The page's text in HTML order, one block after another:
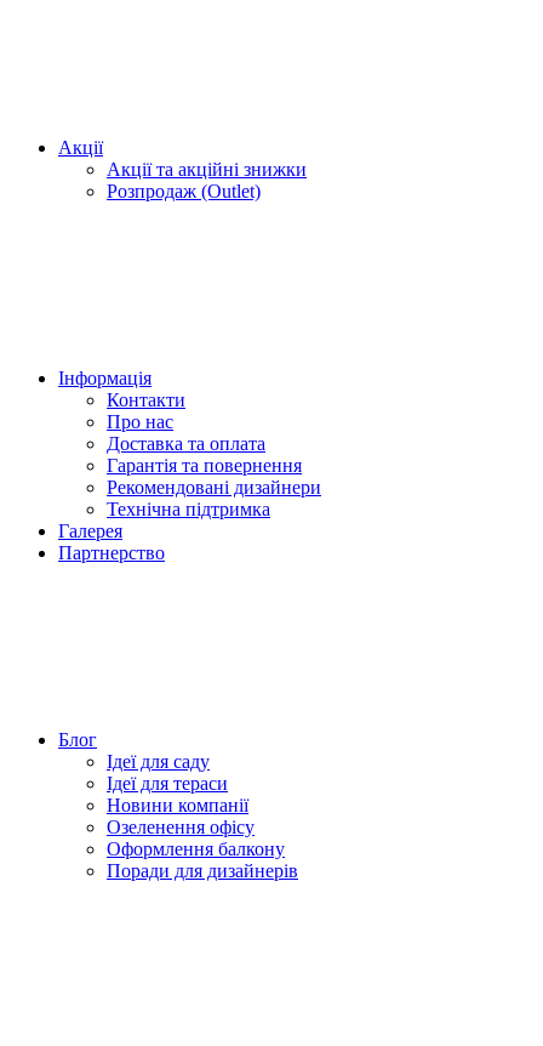
Акції
Акції та акційні знижки
Розпродаж (Outlet)
Інформація
Контакти
Про нас
Доставка та оплата
Гарантія та повернення
Рекомендовані дизайнери
Технічна підтримка
Галерея
Партнерство
Блог
Ідеї для саду
Ідеї для тераси
Новини компанії
Озеленення офісу
Оформлення балкону
Поради для дизайнерів